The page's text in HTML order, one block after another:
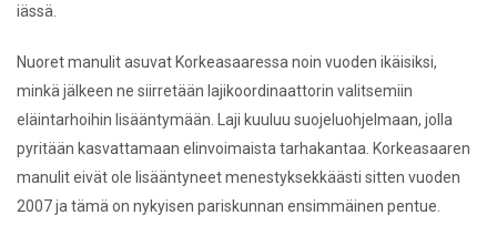
iässä.
Nuoret manulit asuvat Korkeasaaressa noin vuoden ikäisiksi,
minkä jälkeen ne siirretään lajikoordinaattorin valitsemiin
eläintarhoihin lisääntymään. Laji kuuluu suojeluohjelmaan, jolla
pyritään kasvattamaan elinvoimaista tarhakantaa. Korkeasaaren
manulit eivät ole lisääntyneet menestyksekkäästi sitten vuoden
2007 ja tämä on nykyisen pariskunnan ensimmäinen pentue.